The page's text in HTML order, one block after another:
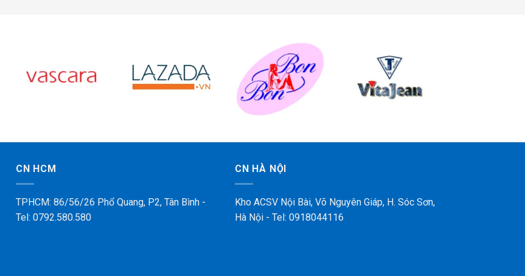
CN HCM
TPHCM: 86/56/26 Phổ Quang, P2, Tân Bình -
Tel: 0792.580.580
CN HÀ NỘI
Kho ACSV Nội Bài, Võ Nguyên Giáp, H. Sóc Sơn,
Hà Nội - Tel: 0918044116